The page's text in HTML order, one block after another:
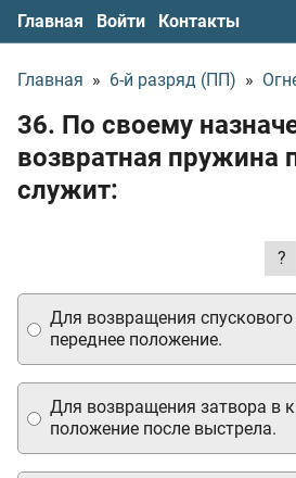
Главная Войти Контакты
Главная » 6-й разряд (ПП) »
36. По своему
возвратная пружина
служит:
?
Для возвращения
переднее положение.
Для возвращения затвора в
положение после выстрела.